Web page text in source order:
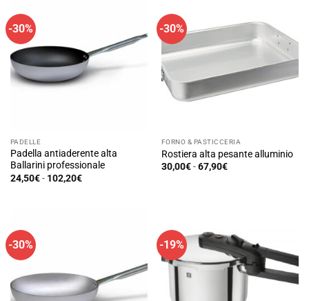
-30%
PADELLE
Padella antiaderente alta
Ballarini professionale
24,50€ - 102,20€Fascia
più
varianti.
Le
opzioni
possono
-30%
FORNO & PASTICCERIA
Rostiera alta pesante alluminio
30,00€ - 67,90€Fascia
varianti.
Le
opzioni
possono
essere
-30% -19%